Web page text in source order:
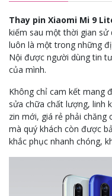
Thay pin Xiaomi Mi 9
kiếm sau một thời gian sử
luôn là một trong những
Nội được người dùng tin
của mình.
Không chỉ cam kết mang
sửa chữa chất lượng, linh
zin mới, giá rẻ phải chăng
mà quý khách còn được
khắc phục nhanh chóng,